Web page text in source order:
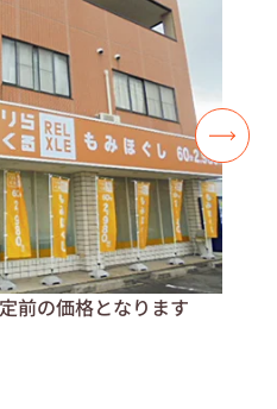
る
前の価格となります